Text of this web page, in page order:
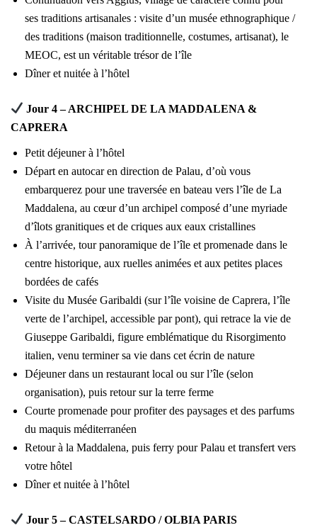
ses traditions artisanales : visite d’un musée ethnographique /
des traditions (maison traditionnelle, costumes, artisanat), le
MEOC, est un véritable trésor de l’île
Dîner et nuitée à l’hôtel
Jour 4 – ARCHIPEL DE LA MADDALENA &
CAPRERA
Petit déjeuner à l’hôtel
Départ en autocar en direction de Palau, d’où vous
embarquerez pour une traversée en bateau vers l’île de La
Maddalena, au cœur d’un archipel composé d’une myriade
d’îlots granitiques et de criques aux eaux cristallines
À l’arrivée, tour panoramique de l’île et promenade dans le
centre historique, aux ruelles animées et aux petites places
bordées de cafés
Visite du Musée Garibaldi (sur l’île voisine de Caprera, l’île
verte de l’archipel, accessible par pont), qui retrace la vie de
Giuseppe Garibaldi, figure emblématique du Risorgimento
italien, venu terminer sa vie dans cet écrin de nature
Déjeuner dans un restaurant local ou sur l’île (selon
organisation), puis retour sur la terre ferme
Courte promenade pour profiter des paysages et des parfums
du maquis méditerranéen
Retour à la Maddalena, puis ferry pour Palau et transfert vers
votre hôtel
Dîner et nuitée à l’hôtel
Jour 5 – CASTELSARDO / OLBIA PARIS